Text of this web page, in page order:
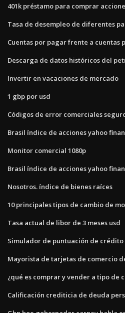
401k préstamo para comprar
Tasa de desempleo de diferentes
Cuentas por pagar frente a cuentas
Descarga de datos históricos del
Invertir en vacaciones de mercado
1 gbp por usd
Códigos de error comerciales
Brasil índice de acciones yahoo
Monitor comercial 1080p
Brasil índice de acciones yahoo
Nosotros. índice de bienes raíces
10 principales tipos de cambio de
Tasa actual de libor de 3 meses usd
Simulador de puntuación de crédito
Mayorista de tarjetas de comercio
¿qué es comprar y vender a tipo de
Calificación crediticia de deuda